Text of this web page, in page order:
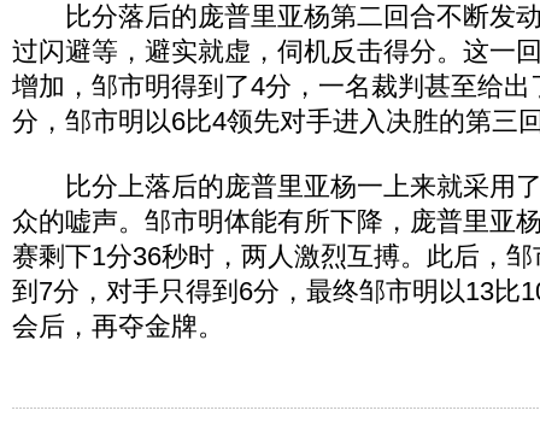
比分落后的庞普里亚杨第二回合不断发
过闪避等，避实就虚，伺机反击得分。这一
增加，邹市明得到了4分，一名裁判甚至给
分，邹市明以6比4领先对手进入决胜的第三
比分上落后的庞普里亚杨一上来就采用
众的嘘声。邹市明体能有所下降，庞普里亚
赛剩下1分36秒时，两人激烈互搏。此后，
到7分，对手只得到6分，最终邹市明以13比
会后，再夺金牌。